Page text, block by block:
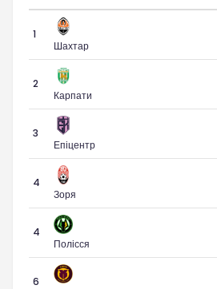
1
Шахтар
2
Карпати
3
Епіцентр
4
Зоря
4
Полісся
6